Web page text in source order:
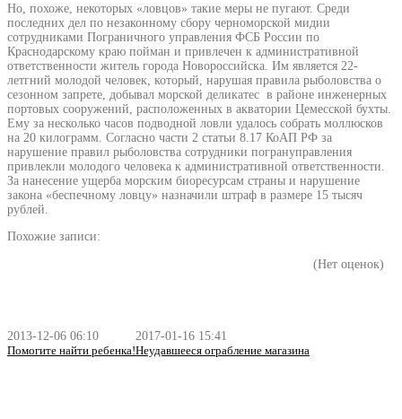
Но, похоже, некоторых «ловцов» такие меры не пугают. Среди
последних дел по незаконному сбору черноморской мидии
сотрудниками Пограничного управления ФСБ России по
Краснодарскому краю пойман и привлечен к административной
ответственности житель города Новороссийска. Им является 22-
летгний молодой человек, который, нарушая правила рыболовства о
сезонном запрете, добывал морской деликатес в районе инженерных
портовых сооружений, расположенных в акватории Цемесской бухты.
Ему за несколько часов подводной ловли удалось собрать моллюсков
на 20 килограмм. Согласно части 2 статьи 8.17 КоАП РФ за
нарушение правил рыболовства сотрудники погрануправления
привлекли молодого человека к административной ответственности.
За нанесение ущерба морским биоресурсам страны и нарушение
закона «беспечному ловцу» назначили штраф в размере 15 тысяч
рублей.
Похожие записи:
2013-12-06 06:10
Помогите найти ребенка!
2017-01-16 15:41
Неудавшееся ограбление магазина
(Нет оценок)